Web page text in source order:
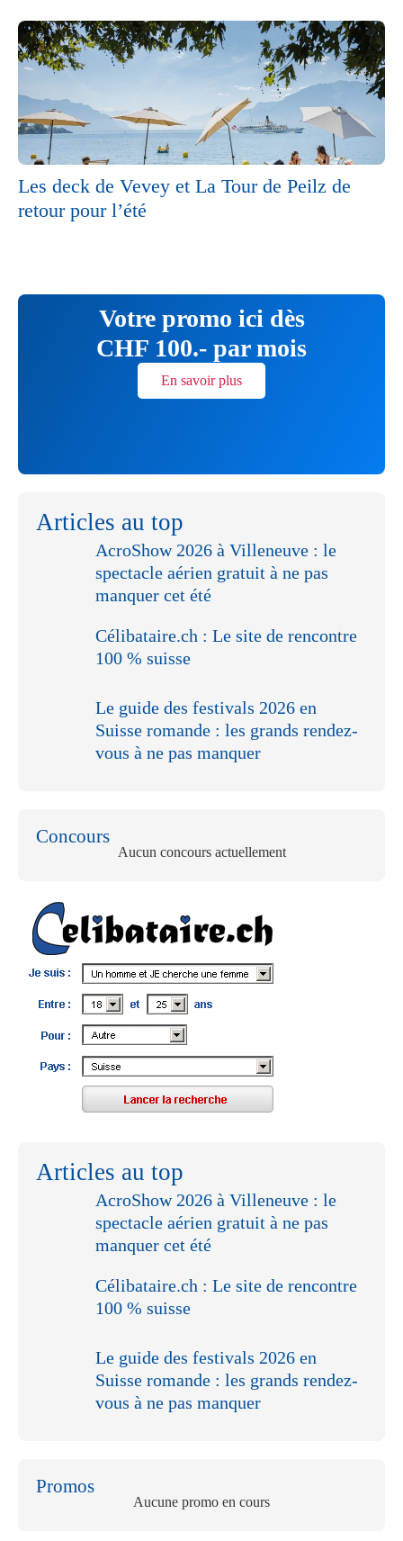
Les deck de Vevey et La Tour de Peilz de
retour pour l’été
Votre promo ici dès
CHF 100.- par mois
En savoir plus
Articles au top
AcroShow 2026 à Villeneuve : le
spectacle aérien gratuit à ne pas
manquer cet été
Célibataire.ch : Le site de rencontre
100 % suisse
Le guide des festivals 2026 en
Suisse romande : les grands rendez-
vous à ne pas manquer
Concours
Aucun concours actuellement
Articles au top
AcroShow 2026 à Villeneuve : le
spectacle aérien gratuit à ne pas
manquer cet été
Célibataire.ch : Le site de rencontre
100 % suisse
Le guide des festivals 2026 en
Suisse romande : les grands rendez-
vous à ne pas manquer
Promos
Aucune promo en cours